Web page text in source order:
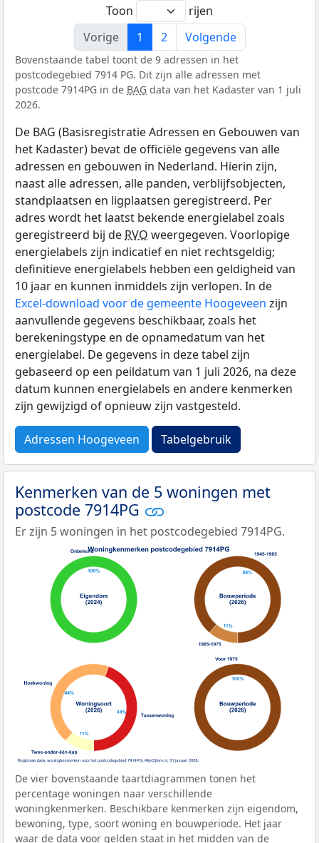
Toon
rijen
Vorige
1 2 Volgende
Bovenstaande tabel toont de 9 adressen in het
postcodegebied 7914 PG. Dit zijn alle adressen met
postcode 7914PG in de BAG data van het Kadaster van 1 juli
2026.
De BAG (Basisregistratie Adressen en Gebouwen van
het Kadaster) bevat de officiële gegevens van alle
adressen en gebouwen in Nederland. Hierin zijn,
naast alle adressen, alle panden, verblijfsobjecten,
standplaatsen en ligplaatsen geregistreerd. Per
adres wordt het laatst bekende energielabel zoals
geregistreerd bij de RVO weergegeven. Voorlopige
energielabels zijn indicatief en niet rechtsgeldig;
definitieve energielabels hebben een geldigheid van
10 jaar en kunnen inmiddels zijn verlopen. In de
Excel-download voor de gemeente Hoogeveen zijn
aanvullende gegevens beschikbaar, zoals het
berekeningstype en de opnamedatum van het
energielabel. De gegevens in deze tabel zijn
gebaseerd op een peildatum van 1 juli 2026, na deze
datum kunnen energielabels en andere kenmerken
zijn gewijzigd of opnieuw zijn vastgesteld.
Adressen Hoogeveen Tabelgebruik
Kenmerken van de 5 woningen met
postcode 7914PG
Er zijn 5 woningen in het postcodegebied 7914PG.
De vier bovenstaande taartdiagrammen tonen het
percentage woningen naar verschillende
woningkenmerken. Beschikbare kenmerken zijn eigendom,
bewoning, type, soort woning en bouwperiode. Het jaar
waar de data voor gelden staat in het midden van de